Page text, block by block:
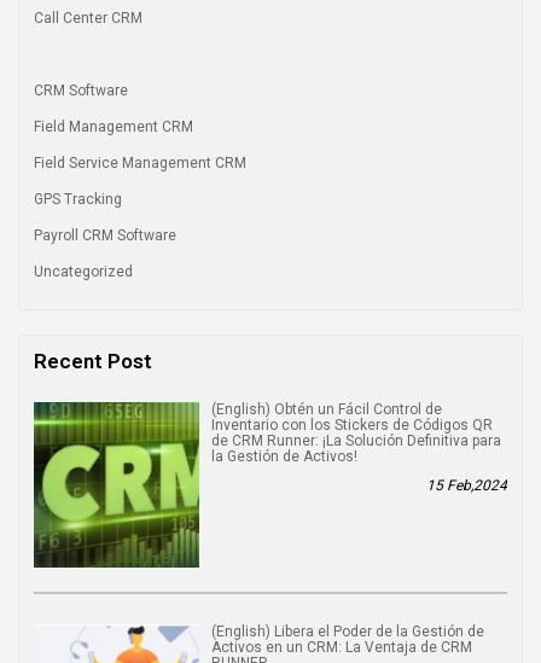
Call Center CRM
CRM Software
Field Management CRM
Field Service Management CRM
GPS Tracking
Payroll CRM Software
Uncategorized
Recent Post
(English) Obtén un Fácil Control de
Inventario con los Stickers de Códigos QR
de CRM Runner: ¡La Solución Definitiva para
la Gestión de Activos!
15 Feb,2024
(English) Libera el Poder de la Gestión de
Activos en un CRM: La Ventaja de CRM